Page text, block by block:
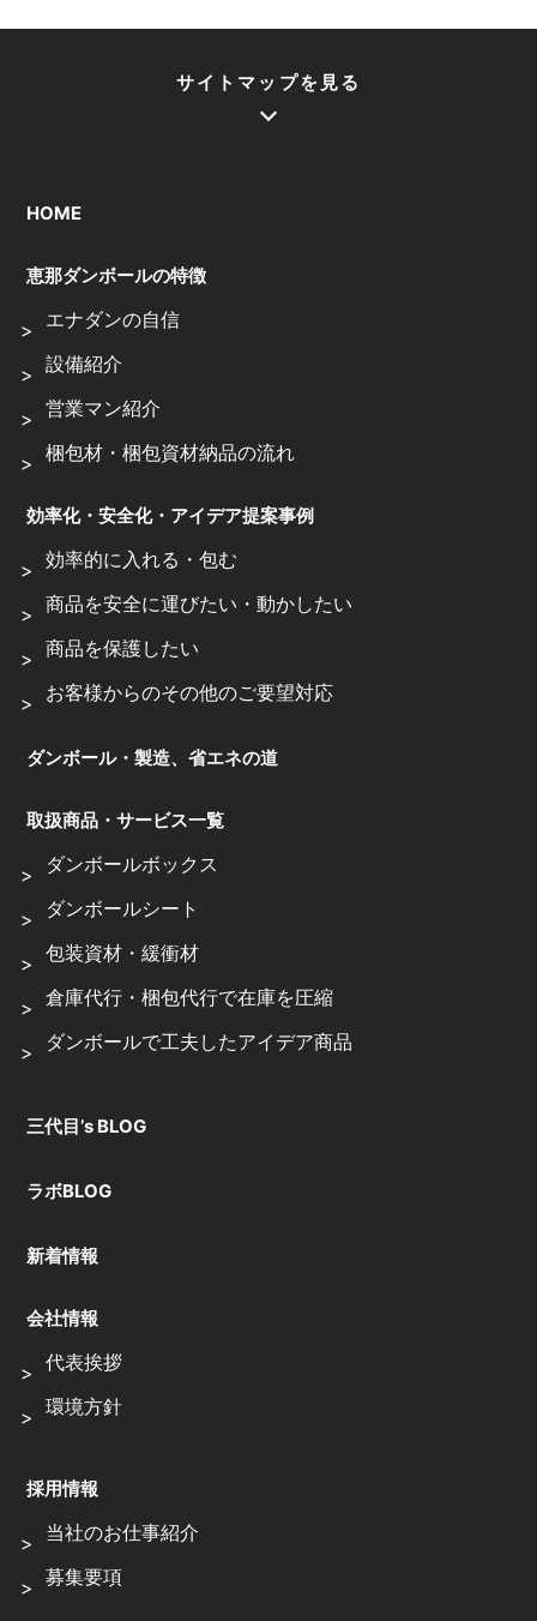
サイトマップを見る
HOME
恵那ダンボールの特徴
エナダンの自信
設備紹介
営業マン紹介
梱包材・梱包資材納品の流れ
効率化・安全化・アイデア提案事例
効率的に入れる・包む
商品を安全に運びたい・動かしたい
商品を保護したい
お客様からのその他のご要望対応
ダンボール・製造、省エネの道
取扱商品・サービス一覧
ダンボールボックス
ダンボールシート
包装資材・緩衝材
倉庫代行・梱包代行で在庫を圧縮
ダンボールで工夫したアイデア商品
三代目’s BLOG
ラボBLOG
新着情報
会社情報
代表挨拶
環境方針
採用情報
当社のお仕事紹介
募集要項